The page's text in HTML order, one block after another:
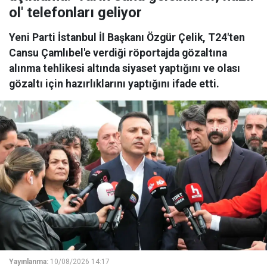
ol' telefonları geliyor
Yeni Parti İstanbul İl Başkanı Özgür Çelik, T24'ten
Cansu Çamlıbel'e verdiği röportajda gözaltına
alınma tehlikesi altında siyaset yaptığını ve olası
gözaltı için hazırlıklarını yaptığını ifade etti.
Yayınlanma: 10/08/2026 14:17